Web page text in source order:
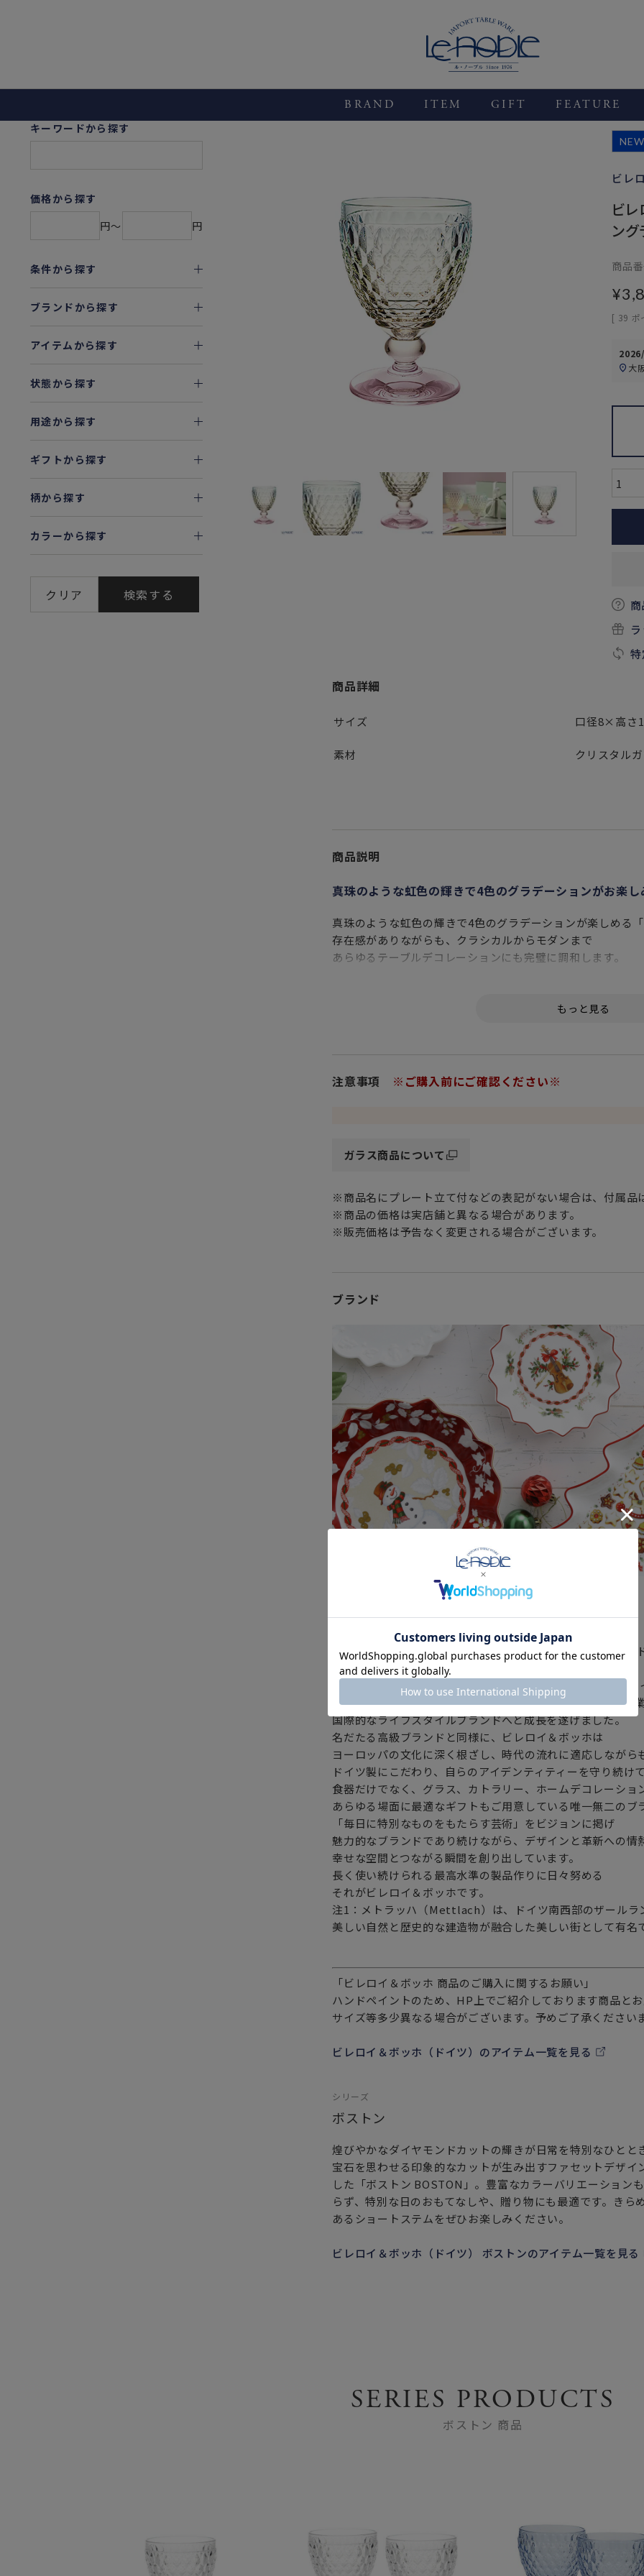
BRAND ITEM GIFT FEATURE
キーワードから探す
価格から探す
円〜
円
条件から探す
ブランドから探す
アイテムから探す
状態から探す
用途から探す
ギフトから探す
柄から探す
カラーから探す
クリア 検索する
NEW
ビレ
ビ
ン
商品
¥
[ 39 ポ
大
商品詳細
サイズ 口径8×高さ
素材 クリスタル
商品説明
真珠のような虹色の輝きで4色のグラデーションがお楽し
真珠のような虹色の輝きで4色のグラデーションが楽しめる「
存在感がありながらも、クラシカルからモダンまで
あらゆるテーブルデコレーションにも完璧に調和します。
収納にも便利な安定感のあるショートステムのワイングラス
ワイン以外のお酒にも合うので和洋問わず重宝します。
シャンパングラス・ショットグラス・冷酒グラスとしてだけ
ホームパーティなどでもお洒落で涼しげな演出を手助けして
大切な人への心に届く贈り物として。
女性・男性にかかわらず、日頃お世話になっている方、大切な
特別な記念日に心を込めた上品な贈り物、お祝いのギフトや
頑張った自分へのご褒美としても最適です。
1748年創業の伝統と品質に、自由な発想のデザインが融合。
置くラグジュアリーなライフスタイルブランド「 Villeroy＆
な時をともに過ごす洗練されたアイテムをお届けします。
「ご使用上の注意」
電子レンジ、オーブン、直火にはご使用になれません。
食器洗い乾燥機での使用はOKですが、長く美しくお使いい
注意事項 ※ご購入前にご確認ください※
ガラス商品について
※商品名にプレート立て付などの表記がない場合は、付属品
※商品の価格は実店舗と異なる場合があります。
※販売価格は予告なく変更される場合がございます。
ブランド
ビレロイ＆ボッホ（ドイツ）
ドイツ発プレミアム・ダイニング＆ライフスタイル・ブラ
1748年創業、ドイツのメトラッハ（注1)に本社を置くビレロ
革新、伝統、卓越したスタイルを常に体現し、125か国で事
国際的なライフスタイルブランドへと成長を遂げました。
名だたる高級ブランドと同様に、ビレロイ＆ボッホは
ヨーロッパの文化に深く根ざし、時代の流れに適応しながら
ドイツ製にこだわり、自らのアイデンティティーを守り続けて
食器だけでなく、グラス、カトラリー、ホームデコレーショ
あらゆる場面に最適なギフトもご用意している唯一無二のブ
「毎日に特別なものをもたらす芸術」をビジョンに掲げ
魅力的なブランドであり続けながら、デザインと革新への情
幸せな空間とつながる瞬間を創り出しています。
長く使い続けられる最高水準の製品作りに日々努める
それがビレロイ＆ボッホです。
注1：メトラッハ（Mettlach）は、ドイツ南西部のザールラ
美しい自然と歴史的な建造物が融合した美しい街として有名
「ビレロイ＆ボッホ 商品のご購入に関するお願い」
ハンドペイントのため、HP上でご紹介しております商品と
サイズ等多少異なる場合がございます。予めご了承ください
ビレロイ＆ボッホ（ドイツ）のアイテム一覧を見る
シリーズ
ボストン
煌びやかなダイヤモンドカットの輝きが日常を特別なひとと
宝石を思わせる印象的なカットが生み出すファセットデザ
した「ボストン BOSTON」。豊富なカラーバリエーション
らず、特別な日のおもてなしや、贈り物にも最適です。きら
あるショートステムをぜひお楽しみください。
ビレロイ＆ボッホ（ドイツ） ボストンのアイテム一覧を見る
SERIES PRODUCTS
ボストン 商品